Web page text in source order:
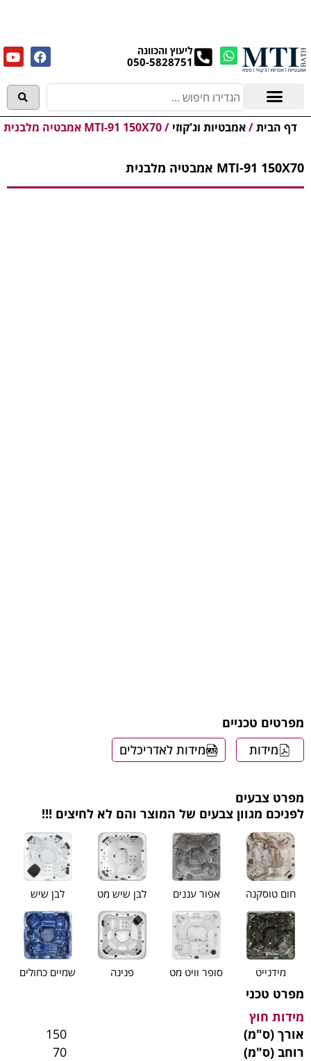
ליעוץ והכוונה
050-5828751
דף הבית/אמבטיות וג'קוזי /MTI-91 150X70 אמבטיה מלבנית
MTI-91 150X70 אמבטיה מלבנית
מפרט צבעים
לפניכם מגוון צבעים של המוצר והם לא לחיצים !!!
חום טוסקנה אפור עננים לבן שיש מט לבן שיש
מידנייט סופר וויט מט פנינה שמיים כחולים
מפרט טכני
מידות חוץ
אורך (ס"מ)
150
רוחב (ס"מ)
70
מפרטים טכניים
מידות
מידות לאדריכלים